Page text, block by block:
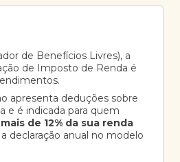
de Benefícios Livres), a
de Imposto de Renda é
apresenta deduções sobre
e é indicada para quem
de 12% da sua renda
declaração anual no modelo